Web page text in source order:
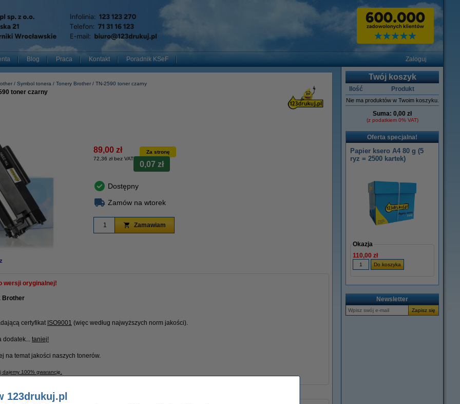
Blog Praca Kontakt Poradnik KSeF Zaloguj
Symbol tonera Tonery Brother TN-2590 toner czarny
toner czarny
89,00 zł
72,36 zł bez VAT
Za stronę
0,07 zł
Dostępny
Zamów na wtorek
Zamawiam
wersji oryginalnej!
Brother
certyfikat ISO9001 (więc według najwyższych norm jakości).
dodatek... taniej!
na temat jakości naszych tonerów.
100% gwarancję.
Twój koszyk
Ilość Produkt
Nie ma produktów w Twoim koszyku.
Suma: 0,00 zł
(z podatkiem 0% VAT)
Oferta specjalna!
Papier ksero A4 80 g (5
ryz = 2500 kartek)
Okazja
110,00 zł
Newsletter
123drukuj.pl